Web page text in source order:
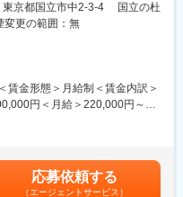
ーター及びディーラーを技術
出来る
であり、いすゞ製品を開発し
働き方改革／労働安全衛生／
員満足度の向上／労使関係な
自動車関連の整備用マニュア
動車のみならず、家電や建設
事業拡大を見据えているた
施します。
役割分担をしながら連携を取
東京都国立市中2-3-4 国立の杜
更の範囲：無
賃金形態＞月給制＜賃金内訳＞
円＜月給＞220,000円～
応募依頼する
（エージェントサービス）